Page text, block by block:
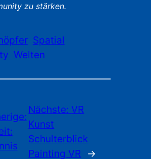
zu stärken.
Spatial
Welten
Nächste:VR
Kunst
Schulterblick
Painting VR →